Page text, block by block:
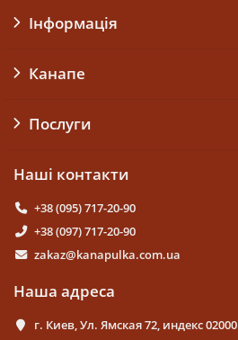
Інформація
Канапе
Послуги
Наші контакти
+38 (095) 717-20-90
+38 (097) 717-20-90
zakaz@kanapulka.com.ua
Наша адреса
г. Киев, Ул. Ямская 72, индекс 02000